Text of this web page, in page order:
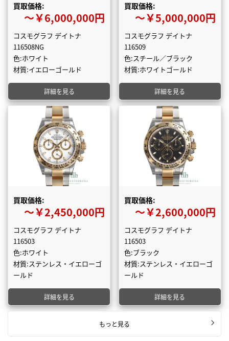
買取価格:
〜￥6,000,000円
コスモグラフ デイトナ
116508NG
色:ホワイト
材質:イエローゴールド
詳細を見る
買取価格:
〜￥5,000,000円
コスモグラフ デイトナ
116509
色:スチール／ブラック
材質:ホワイトゴールド
詳細を見る
買取価格:
〜￥2,450,000円
コスモグラフ デイトナ
116503
色:ホワイト
材質:ステンレス・イエローゴ
ールド
詳細を見る
買取価格:
〜￥2,600,000円
コスモグラフ デイトナ
116503
色:ブラック
材質:ステンレス・イエローゴ
ールド
詳細を見る
もっと見る